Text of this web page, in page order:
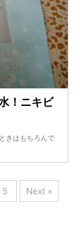
！ニキビ
きはもちろんで
5 Next »